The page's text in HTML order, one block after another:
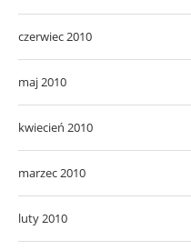
czerwiec 2010
maj 2010
kwiecień 2010
marzec 2010
luty 2010